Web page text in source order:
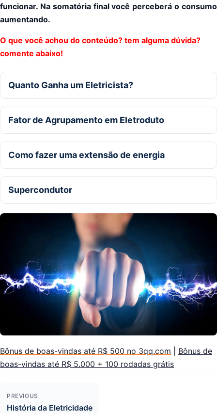
funcionar. Na somatória final você perceberá o consumo
aumentando.
O que você achou do conteúdo? tem alguma dúvida?
comente abaixo!
Quanto Ganha um Eletricista?
Fator de Agrupamento em Eletroduto
Como fazer uma extensão de energia
Supercondutor
Bônus de boas-vindas até R$ 500 no 3qq.com
Bônus de
boas-vindas até R$ 5.000 + 100 rodadas grátis
PREVIOUS
História da Eletricidade